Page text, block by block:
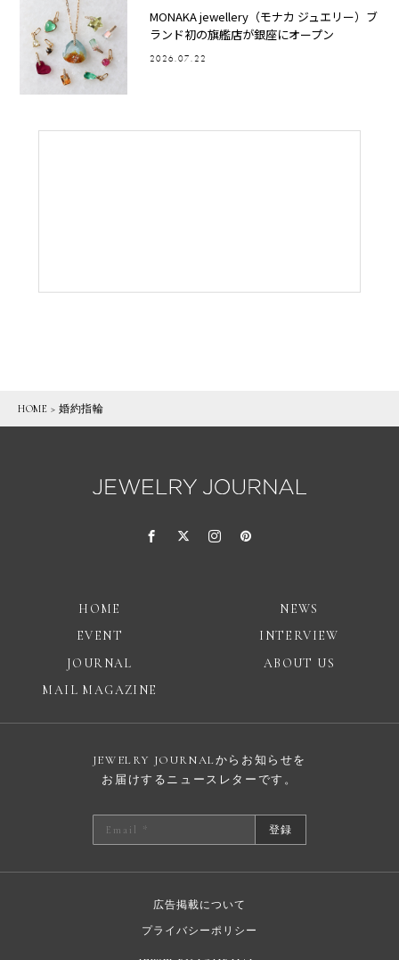
MONAKA jewellery（モナカ ジュエリー）ブ
ランド初の旗艦店が銀座にオープン
2026.07.22
HOME >婚約指輪
HOME
NEWS
EVENT
INTERVIEW
JOURNAL
ABOUT US
MAIL MAGAZINE
JEWELRY JOURNALからお知らせを
お届けするニュースレターです。
登録
広告掲載について
プライバシーポリシー